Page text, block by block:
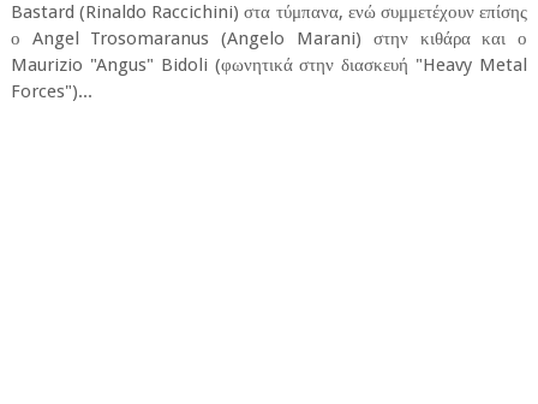
Bastard (Rinaldo Raccichini) στα τύμπανα, ενώ συμμετέχουν επίσης
ο Angel Trosomaranus (Angelo Marani) στην κιθάρα και ο
Maurizio "Angus" Bidoli (φωνητικά στην διασκευή "Heavy Metal
Forces")...